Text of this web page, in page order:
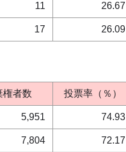
11 26.67
17 26.09
権者数 投票率（％）
5,951 74.93
7,804 72.17